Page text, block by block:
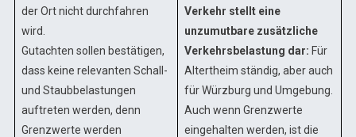
der Ort nicht durchfahren
wird.
Gutachten sollen bestätigen,
dass keine relevanten Schall-
und Staubbelastungen
auftreten werden, denn
Grenzwerte werden
Verkehr stellt eine
unzumutbare zusätzliche
Verkehrsbelastung dar: Für
Altertheim ständig, aber auch
für Würzburg und Umgebung.
Auch wenn Grenzwerte
eingehalten werden, ist die